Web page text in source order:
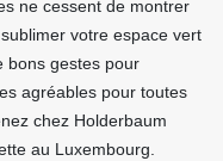
ne cessent de montrer
votre espace vert
bons gestes pour
agréables pour toutes
chez Holderbaum
au Luxembourg.